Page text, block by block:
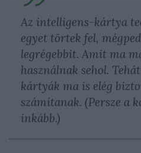
Az intelligens-kártya
egyet törtek fel,
legrégebbit. Amit ma
használnak sehol.
kártyák ma is elég
számítanak. (Persze a
inkább.)